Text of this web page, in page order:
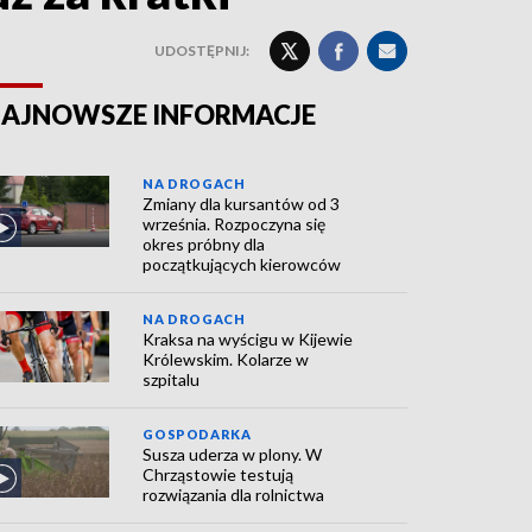
UDOSTĘPNIJ:
INFORMACJE
NA DROGACH
Zmiany dla kursantów od 3
września. Rozpoczyna się
okres próbny dla
początkujących kierowców
NA DROGACH
Kraksa na wyścigu w Kijewie
Królewskim. Kolarze w
szpitalu
GOSPODARKA
Susza uderza w plony. W
Chrząstowie testują
rozwiązania dla rolnictwa